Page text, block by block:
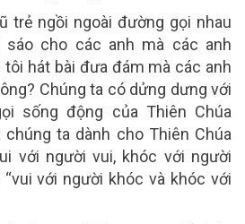
trẻ ngồi ngoài đường gọi nhau
cho các anh mà các anh
hát bài đưa đám mà các anh
Chúng ta có dửng dưng với
sống động của Thiên Chúa
ta dành cho Thiên Chúa
với người vui, khóc với người
với người khóc và khóc với